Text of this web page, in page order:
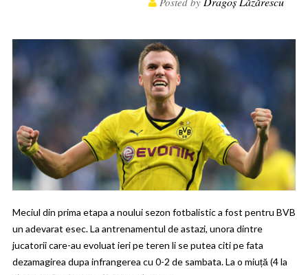
Meciul din prima etapa a noului sezon fotbalistic a fost pentru BVB
un adevarat esec. La antrenamentul de astazi, unora dintre
jucatorii care-au evoluat ieri pe teren li se putea citi pe fata
dezamagirea dupa infrangerea cu 0-2 de sambata. La o miuță (4 la